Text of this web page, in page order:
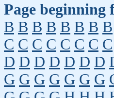
Page beginning
B B B B B B B B
C C C C C C C C
D D D D D D D
G G G G G G G